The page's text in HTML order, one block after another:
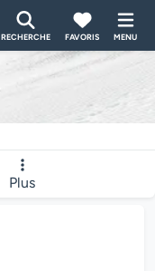
RECHERCHE FAVORIS MENU
Plus